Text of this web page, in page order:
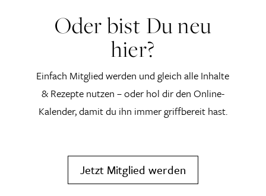
Oder bist Du neu
hier?
Einfach Mitglied werden und gleich alle Inhalte
& Rezepte nutzen – oder hol dir den Online-
Kalender, damit du ihn immer griffbereit hast.
Jetzt Mitglied werden